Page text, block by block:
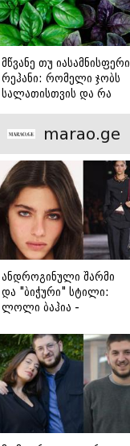
მწვანე თუ იასამნისფერი
რეჰანი: რომელი ჯობს
სალათისთვის და რა
marao.ge
ანდროგინული შარმი
და "ბიჭური" სტილი:
ლოლი ბაჰია -
ახალი ფავორიტი